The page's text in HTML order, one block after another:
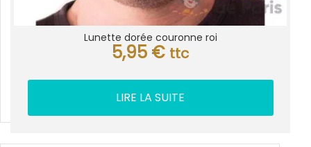
Lunette dorée couronne roi
5,95 € ttc
LIRE LA SUITE